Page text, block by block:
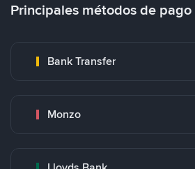
Principales métodos de pago
Bank Transfer
Monzo